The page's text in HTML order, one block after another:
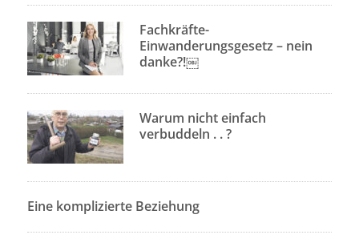
Fachkräfte-
Einwanderungsgesetz – nein
danke?!￼
Warum nicht einfach
verbuddeln . . ?
Eine komplizierte Beziehung